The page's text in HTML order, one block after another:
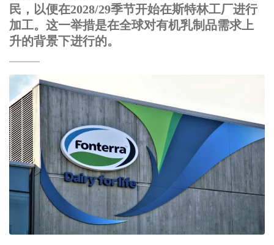
民，以便在2028/29季节开始在斯特林工厂进行
加工。这一举措是在全球对有机乳制品需求上
升的背景下进行的。